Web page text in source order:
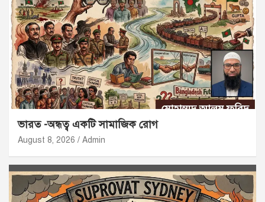
ভারত -অন্ধত্ব একটি সামাজিক রোগ
August 8, 2026 Admin